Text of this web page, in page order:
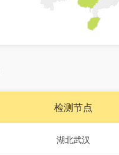
检测节点
湖北武汉